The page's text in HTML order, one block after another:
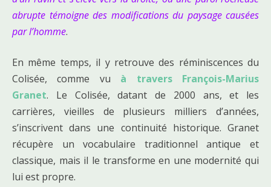
abrupte témoigne des modifications du paysage causées
par l’homme.
En même temps, il y retrouve des réminiscences du
Colisée, comme vu à travers François-Marius
Granet. Le Colisée, datant de 2000 ans, et les
carrières, vieilles de plusieurs milliers d’années,
s’inscrivent dans une continuité historique. Granet
récupère un vocabulaire traditionnel antique et
classique, mais il le transforme en une modernité qui
lui est propre.